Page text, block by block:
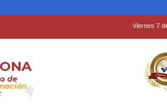
Viernes 7
de